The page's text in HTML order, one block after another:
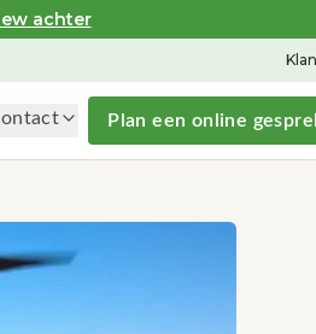
achter
Plan een online